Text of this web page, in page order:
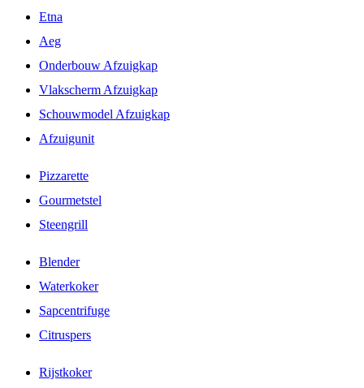
Etna
Aeg
Onderbouw Afzuigkap
Vlakscherm Afzuigkap
Schouwmodel Afzuigkap
Afzuigunit
Pizzarette
Gourmetstel
Steengrill
Blender
Waterkoker
Sapcentrifuge
Citruspers
Rijstkoker